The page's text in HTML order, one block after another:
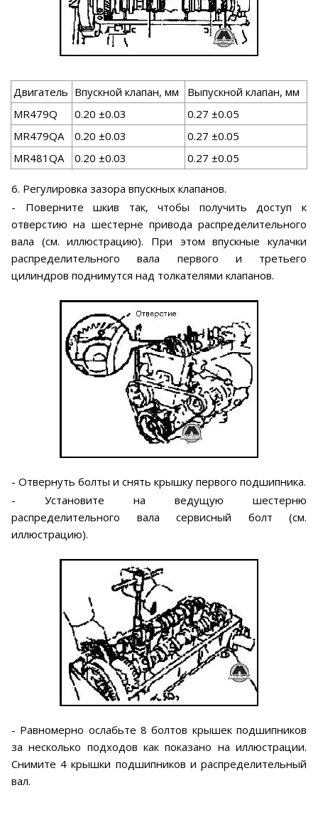
Двигатель Впускной клапан, мм
Выпускной клапан, мм
MR479Q
0.20 ±0.03
0.27 ±0.05
MR479QA
0.20 ±0.03
0.27 ±0.05
MR481QA
0.20 ±0.03 0.27 ±0.05
6. Регулировка зазора впускных клапанов.
- Поверните шкив так, чтобы получить доступ к
отверстию на шестерне привода распределительного
вала (см. иллюстрацию). При этом впускные кулачки
распределительного вала первого и третьего
цилиндров поднимутся над толкателями клапанов.
- Отвернуть болты и снять крышку первого подшипника.
- Установите на ведущую шестерню
распределительного вала сервисный болт (см.
иллюстрацию).
- Равномерно ослабьте 8 болтов крышек подшипников
за несколько подходов как показано на иллюстрации.
Снимите 4 крышки подшипников и распределительный
вал.